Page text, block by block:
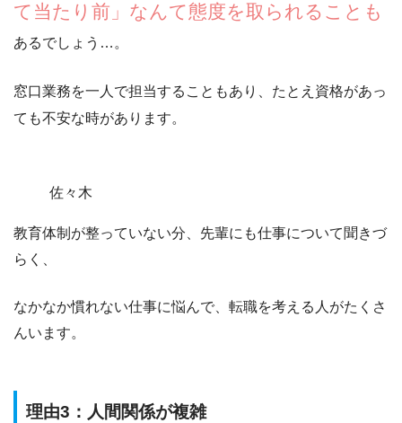
て当たり前」なんて態度を取られることも
あるでしょう…。
窓口業務を一人で担当することもあり
、たとえ資格があっ
ても不安な時があります。
佐々木
教育体制が整っていない分、先輩にも仕事について聞きづ
らく、
なかなか慣れない仕事に悩んで、転職を考える人がたくさ
んいます。
理由3：人間関係が複雑